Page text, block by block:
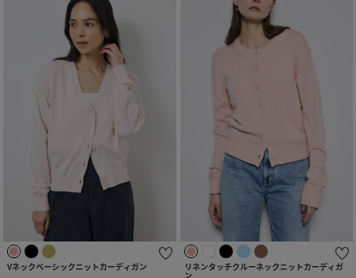
Vネックベーシックニットカーディガン リネンタッチクルーネックニットカーディガ
ン